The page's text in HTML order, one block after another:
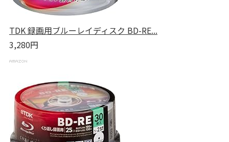
TDK 録画用ブルーレイディスク BD-RE...
3,280円